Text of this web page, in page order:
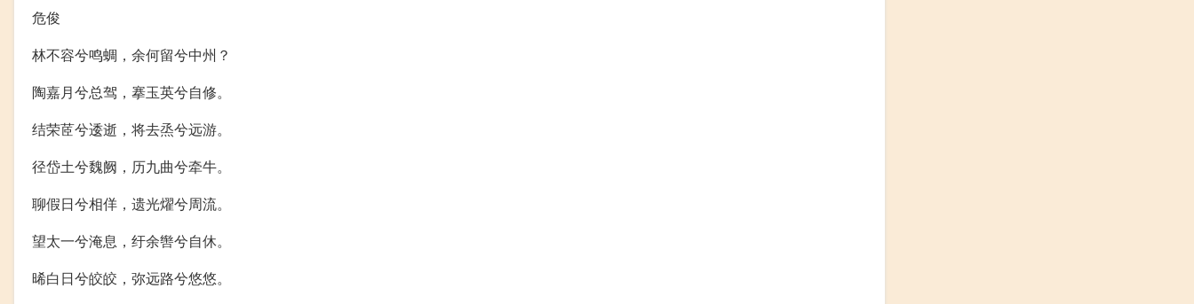
危俊
林不容兮鸣蜩，余何留兮中州？
陶嘉月兮总驾，搴玉英兮自修。
结荣茝兮逶逝，将去烝兮远游。
径岱土兮魏阙，历九曲兮牵牛。
聊假日兮相佯，遗光燿兮周流。
望太一兮淹息，纡余辔兮自休。
晞白日兮皎皎，弥远路兮悠悠。